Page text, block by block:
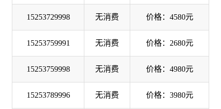
15253729998 无消费 价格：4580元
15253759991 无消费 价格：2680元
15253759998 无消费 价格：4980元
15253789996 无消费 价格：3980元